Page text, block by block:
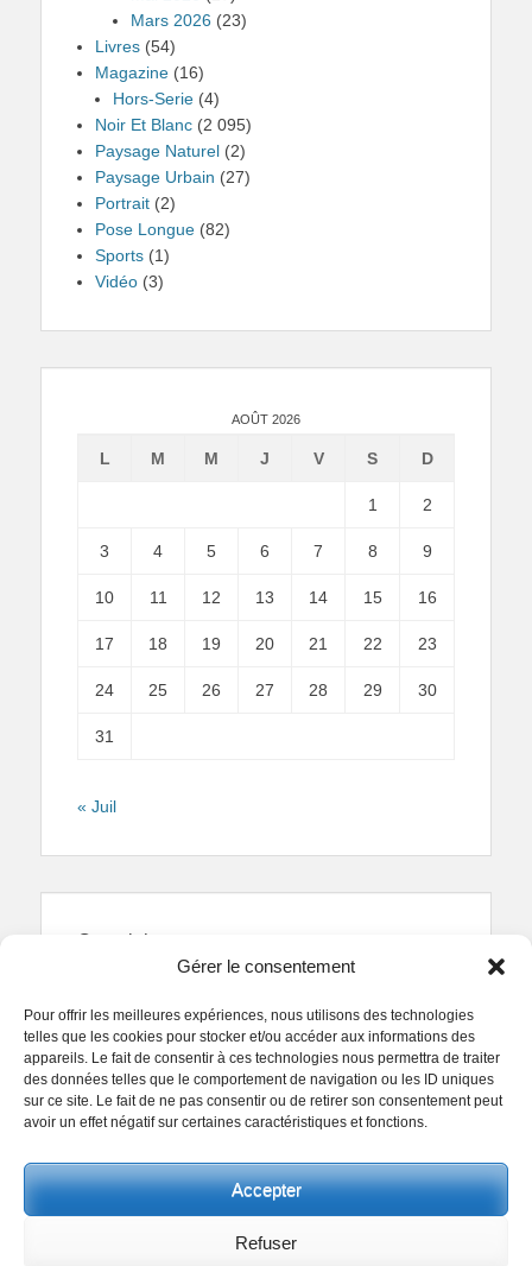
Gérer le consentement
Pour offrir les meilleures expériences, nous utilisons des technologies
telles que les cookies pour stocker et/ou accéder aux informations des
appareils. Le fait de consentir à ces technologies nous permettra de traiter
des données telles que le comportement de navigation ou les ID uniques
sur ce site. Le fait de ne pas consentir ou de retirer son consentement peut
avoir un effet négatif sur certaines caractéristiques et fonctions.
Accepter
Refuser
Mars 2026 (23)
Livres (54)
Magazine (16)
Hors-Serie (4)
Noir Et Blanc (2 095)
Paysage Naturel (2)
Paysage Urbain (27)
Portrait (2)
Pose Longue (82)
Sports (1)
Vidéo (3)
AOÛT 2026
L M M J V S D
1 2
3 4 5 6 7 8 9
10 11 12 13 14 15 16
17 18 19 20 21 22 23
24 25 26 27 28 29 30
31
« Juil
Copyright
Reproduction interdite.Textes et photographies
© Regards Parisiens 2011-2026.
Copyright © 2026Collectif Regards Parisiens. All
Rights Reserved.Politique de confidentialité
Clean Box byCatch Themes